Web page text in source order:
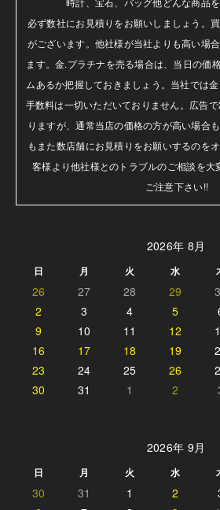
必ず数社にお見積りをお願いしましょう。
がございます。他社様が当社よりも高い場
ます。金.プラチナを売る場合は、当日の価
ムあるか把握しておきましょう。当社では金
手数料は一切いただいておりません。広告
りますが、通常当店の価格の方が高い場合
もまた数店舗にお見積りをお願いするのを
客様より他社様とのトラブルのご相談を大
ご注意下さい!!
2026年 8月
日 月 火 水
26 27 28 29
2
3 4 5
9
10 11 12
16
17 18 19
23
24 25 26
30
31 1 2
2026年 9月
日 月 火 水
30 31 1 2